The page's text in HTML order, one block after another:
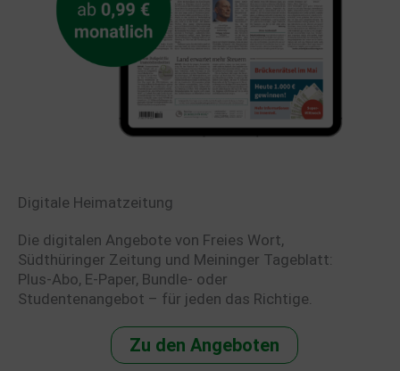
Digitale Heimatzeitung
Die digitalen Angebote von Freies Wort,
Südthüringer Zeitung und Meininger Tageblatt:
Plus-Abo, E-Paper, Bundle- oder
Studentenangebot – für jeden das Richtige.
Zu den Angeboten